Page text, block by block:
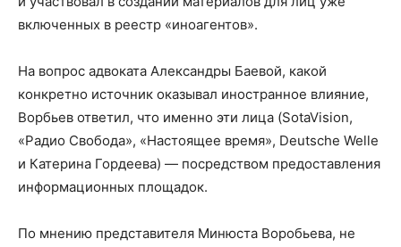
включенных в реестр «иноагентов».
На вопрос адвоката Александры Баевой, какой
конкретно источник оказывал иностранное влияние,
Ворбьев ответил, что именно эти лица (SotaVision,
«Радио Свобода», «Настоящее время», Deutsche Welle
и Катерина Гордеева) — посредством предоставления
информационных площадок.
По мнению представителя Минюста Воробьева, не